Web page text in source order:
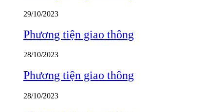
29/10/2023
Phương tiện giao thông
28/10/2023
Phương tiện giao thông
28/10/2023